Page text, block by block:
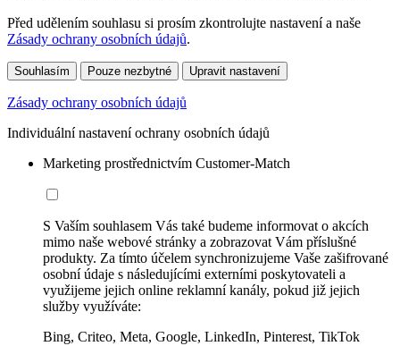
Před udělením souhlasu si prosím zkontrolujte nastavení a naše
Zásady ochrany osobních údajů.
Souhlasím Pouze nezbytné Upravit nastavení
Zásady ochrany osobních údajů
Individuální nastavení ochrany osobních údajů
Marketing prostřednictvím Customer-Match
S Vaším souhlasem Vás také budeme informovat o akcích
mimo naše webové stránky a zobrazovat Vám příslušné
produkty. Za tímto účelem synchronizujeme Vaše zašifrované
osobní údaje s následujícími externími poskytovateli a
využijeme jejich online reklamní kanály, pokud již jejich
služby využíváte:
Bing, Criteo, Meta, Google, LinkedIn, Pinterest, TikTok